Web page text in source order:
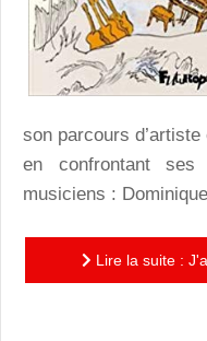
son parcours
en confrontant
musiciens :
Lire la suite :